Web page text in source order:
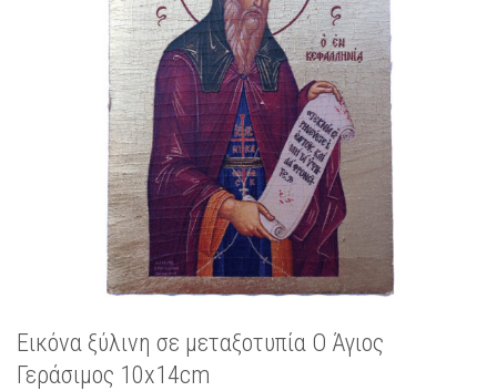
Εικόνα ξύλινη σε μεταξοτυπία Ο Άγιος
Γεράσιμος 10x14cm